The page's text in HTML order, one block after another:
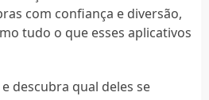
com confiança e diversão,
tudo o que esses aplicativos
descubra qual deles se